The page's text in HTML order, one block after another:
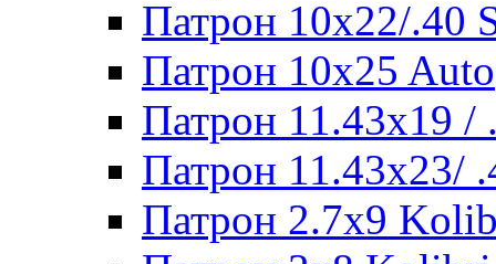
Патрон 10x22/.40
Патрон 10x25 Auto
Патрон 11.43x19 /
Патрон 11.43x23/
Патрон 2.7x9